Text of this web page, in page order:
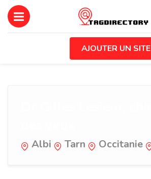
AJOUTER UN SITE
Albi Tarn Occitanie